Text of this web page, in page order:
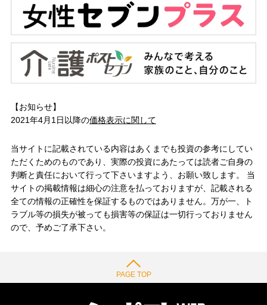
【お知らせ】
2021年4月1日以降の価格表示に関して
当サイトに記載されている内容はあくまでも投資の参考にしてい
ただくためのものであり、実際の投資にあたっては読者ご自身の
判断と責任において行って下さいますよう、お願い致します。 当
サイトの掲載情報は細心の注意を払っておりますが、記載される
全ての情報の正確性を保証するものではありません。万が一、ト
ラブル等の損失が被っても損害等の保証は一切行っておりません
ので、予めご了承下さい。
PAGE TOP